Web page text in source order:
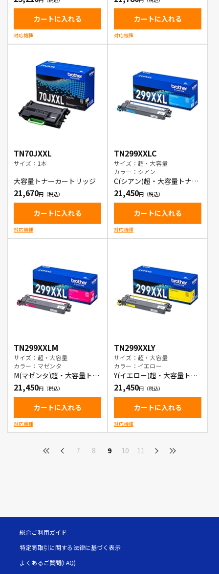
カートに入れる
対応機種
カートに入れる
対応機種
TN70JXXL
サイズ：1本
大容量トナーカートリッジ
21,670
カートに入れる
対応機種
TN299XXLC
サイズ：超・大容量
カラー：シアン
C(シアン)超・大容量トナー
カートリッジ
21,450
カートに入れる
対応機種
TN299XXLM
サイズ：超・大容量
カラー：マゼンタ
M(マゼンタ)超・大容量トナ
ーカートリッジ
21,450
カートに入れる
対応機種
TN299XXLY
サイズ：超・大容量
カラー：イエロー
Y(イエロー)超・大容量トナ
ーカートリッジ
21,450
カートに入れる
対応機種
7 8 9 10 11
総合ご利用ガイド
特定商取引に関する法律に基づく表示
よくあるご質問(FAQ)